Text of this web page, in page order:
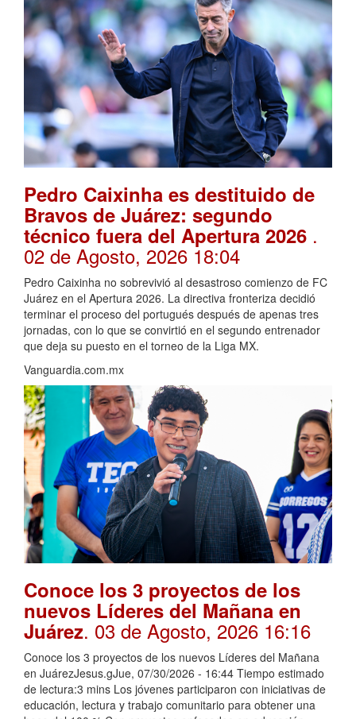
Pedro Caixinha es destituido de
Bravos de Juárez: segundo
técnico fuera del Apertura 2026 .
02 de Agosto, 2026 18:04
Pedro Caixinha no sobrevivió al desastroso comienzo de FC
Juárez en el Apertura 2026. La directiva fronteriza decidió
terminar el proceso del portugués después de apenas tres
jornadas, con lo que se convirtió en el segundo entrenador
que deja su puesto en el torneo de la Liga MX.
Vanguardia.com.mx
Conoce los 3 proyectos de los
nuevos Líderes del Mañana en
Juárez. 03 de Agosto, 2026 16:16
Conoce los 3 proyectos de los nuevos Líderes del Mañana
en JuárezJesus.gJue, 07/30/2026 - 16:44 Tiempo estimado
de lectura:3 mins Los jóvenes participaron con iniciativas de
educación, lectura y trabajo comunitario para obtener una